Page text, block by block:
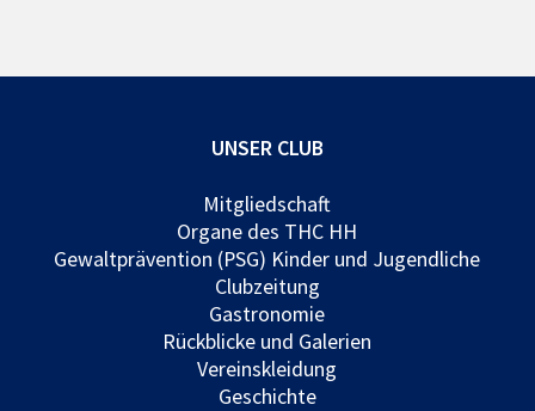
UNSER CLUB
Mitgliedschaft
Organe des THC HH
Gewaltprävention (PSG) Kinder und Jugendliche
Clubzeitung
Gastronomie
Rückblicke und Galerien
Vereinskleidung
Geschichte